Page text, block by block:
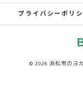
プライバシーポリ
© 2026 浜松市のヨガ